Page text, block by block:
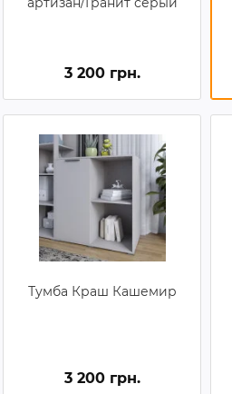
3 200 грн.
Тумба Краш Кашемир
3 200 грн.